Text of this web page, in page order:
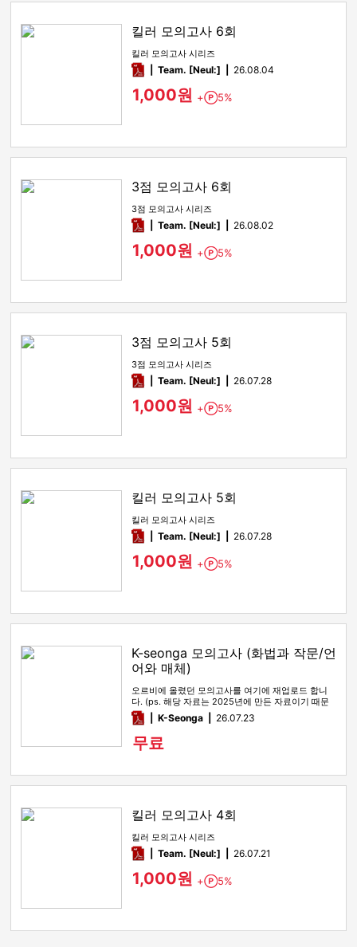
킬러 모의고사 6회
킬러 모의고사 시리즈
pdfTeam. [Neul:] 26.08.04
1,000원 + Point
5%
3점 모의고사 6회
3점 모의고사 시리즈
pdfTeam. [Neul:] 26.08.02
1,000원 + Point
5%
3점 모의고사 5회
3점 모의고사 시리즈
pdfTeam. [Neul:] 26.07.28
1,000원 + Point
5%
킬러 모의고사 5회
킬러 모의고사 시리즈
pdfTeam. [Neul:] 26.07.28
1,000원 + Point
5%
K-seonga 모의고사 (화법과 작문/언
어와 매체)
오르비에 올렸던 모의고사를 여기에 재업로드 합니
다. (ps. 해당 자료는 2025년에 만든 자료이기 때문
에, 올해 수능특강 …
pdfK-Seonga 26.07.23
무료
킬러 모의고사 4회
킬러 모의고사 시리즈
pdfTeam. [Neul:] 26.07.21
1,000원 + Point
5%